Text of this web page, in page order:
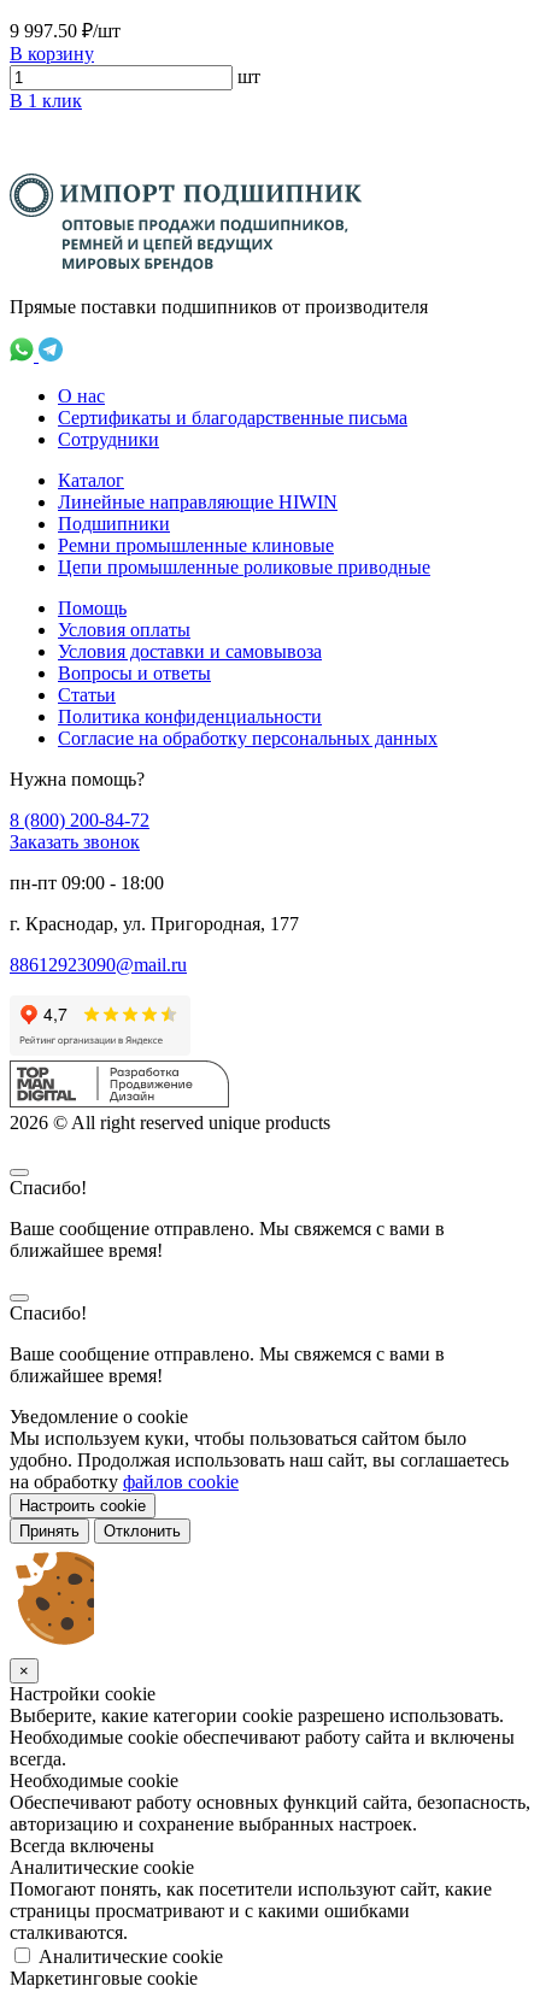
9 997.50 ₽/шт
В корзину
шт
В 1 клик
Прямые поставки подшипников от производителя
О нас
Сертификаты и благодарственные письма
Сотрудники
Каталог
Линейные направляющие HIWIN
Подшипники
Ремни промышленные клиновые
Цепи промышленные роликовые приводные
Помощь
Условия оплаты
Условия доставки и самовывоза
Вопросы и ответы
Статьи
Политика конфиденциальности
Согласие на обработку персональных данных
Нужна помощь?
8 (800) 200-84-72
Заказать звонок
пн-пт 09:00 - 18:00
г. Краснодар, ул. Пригородная, 177
88612923090@mail.ru
2026 © All right reserved unique products
Спасибо!
Ваше сообщение отправлено. Мы свяжемся с вами в
ближайшее время!
Спасибо!
Ваше сообщение отправлено. Мы свяжемся с вами в
ближайшее время!
Уведомление о cookie
Мы используем куки, чтобы пользоваться сайтом было
удобно. Продолжая использовать наш сайт, вы соглашаетесь
на обработку файлов cookie
Настроить cookie
Принять
Отклонить
×
Настройки cookie
Выберите, какие категории cookie разрешено использовать.
Необходимые cookie обеспечивают работу сайта и включены
всегда.
Необходимые cookie
Обеспечивают работу основных функций сайта, безопасность,
авторизацию и сохранение выбранных настроек.
Всегда включены
Аналитические cookie
Помогают понять, как посетители используют сайт, какие
страницы просматривают и с какими ошибками
сталкиваются.
Аналитические cookie
Маркетинговые cookie